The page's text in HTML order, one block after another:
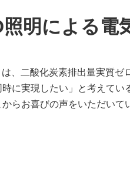
明による電
は、二酸化炭素排出量実質
に実現したい」と考えて
らお喜びの声をいただいて